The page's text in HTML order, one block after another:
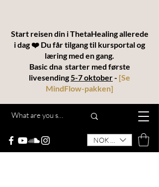
NOK (kr)
Start reisen din i ThetaHealing allerede
i dag ❤️ Du får tilgang til kursportal og
læring med en gang.
Basic dna starter med første
livesending5-7 oktober- [Se
MindFlow-pakken]